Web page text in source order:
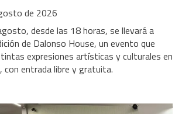
de 2026
desde las 18 horas, se llevará a
de Dalonso House, un evento que
expresiones artísticas y culturales en
con entrada libre y gratuita.